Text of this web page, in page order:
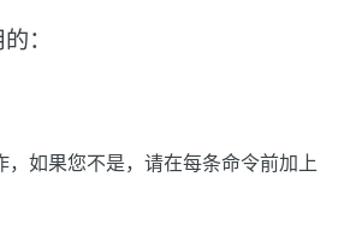
：
，如果您不是，请在每条命令前加上